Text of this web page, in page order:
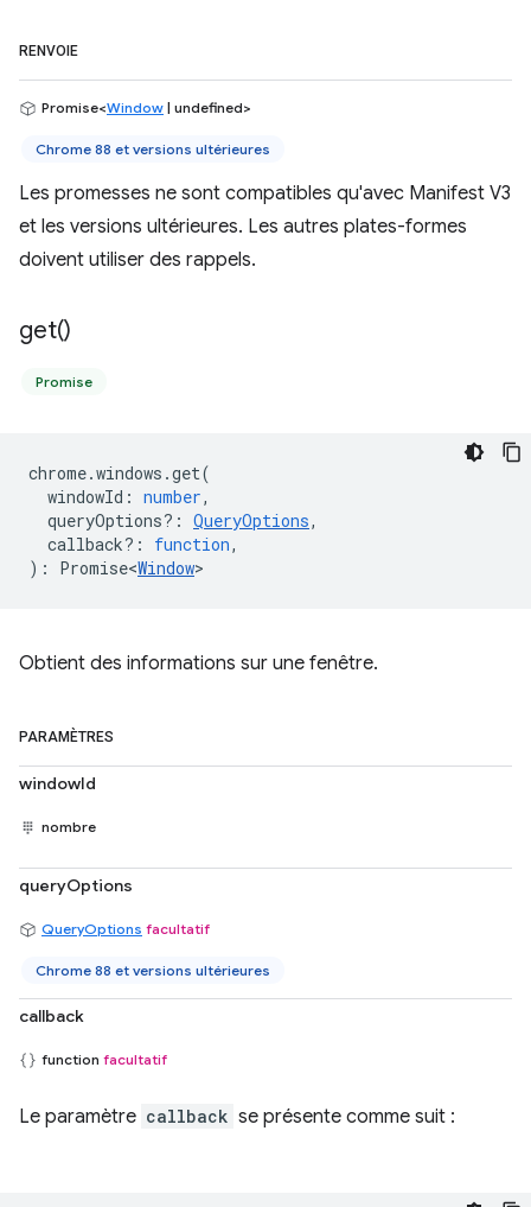
RENVOIE
Promise<Window | undefined>
Chrome 88 et versions ultérieures
Les promesses ne sont compatibles qu'avec Manifest V3
et les versions ultérieures. Les autres plates-formes
doivent utiliser des rappels.
get()
Promise
chrome.windows .get(
windowId : number,
queryOptions? : QueryOptions,
callback? : function,
) : Promise<Window>
Obtient des informations sur une fenêtre.
PARAMÈTRES
windowId
nombre
queryOptions
QueryOptions facultatif
Chrome 88 et versions ultérieures
callback
function facultatif
Le paramètre callback se présente comme suit :